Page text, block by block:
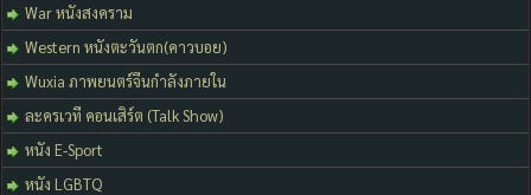
War หนังสงคราม
Western หนังตะวันตก(คาวบอย)
Wuxia ภาพยนตร์จีนกำลังภายใน
ละครเวที คอนเสิร์ต (Talk Show)
หนัง E-Sport
หนัง LGBTQ